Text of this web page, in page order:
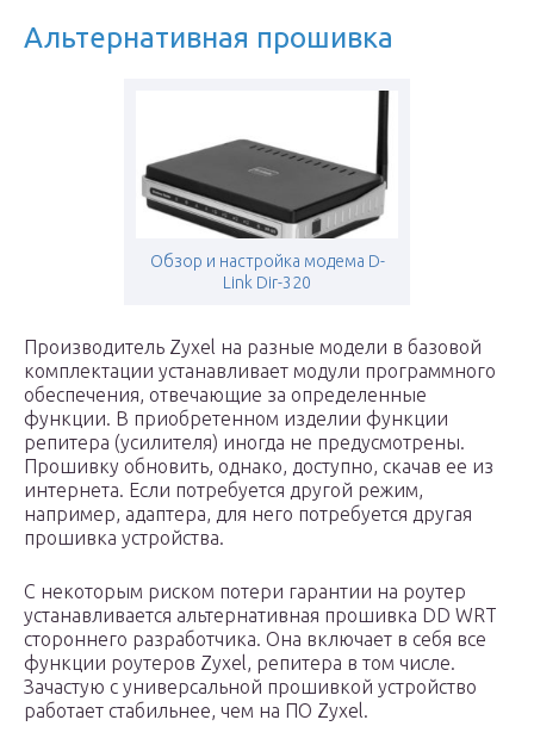
Альтернативная прошивка
Обзор и настройка модема D-
Link Dir-320
Производитель Zyxel на разные модели в базовой
комплектации устанавливает модули программного
обеспечения, отвечающие за определенные
функции. В приобретенном изделии функции
репитера (усилителя) иногда не предусмотрены.
Прошивку обновить, однако, доступно, скачав ее из
интернета. Если потребуется другой режим,
например, адаптера, для него потребуется другая
прошивка устройства.
С некоторым риском потери гарантии на роутер
устанавливается альтернативная прошивка DD WRT
стороннего разработчика. Она включает в себя все
функции роутеров Zyxel, репитера в том числе.
Зачастую с универсальной прошивкой устройство
работает стабильнее, чем на ПО Zyxel.